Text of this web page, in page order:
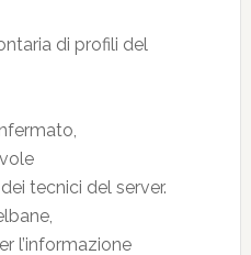
di profili del
tecnici del server.
l’informazione